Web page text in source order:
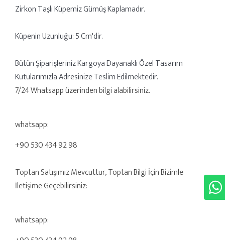
Zirkon Taşlı Küpemiz Gümüş Kaplamadır.
Küpenin Uzunluğu: 5 Cm'dir.
Bütün Şiparişleriniz Kargoya Dayanaklı Özel Tasarım
Kutularımızla Adresinize Teslim Edilmektedir.
7/24 Whatsapp üzerinden bilgi alabilirsiniz.
whatsapp:
+90 530 434 92 98
Toptan Satışımız Mevcuttur, Toptan Bilgi İçin Bizimle
İletişime Geçebilirsiniz:
whatsapp: